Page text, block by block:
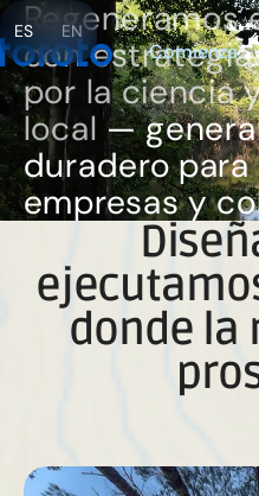
Comienza
Regeneramos
con
por la ciencia
local—
duradero para
empresas y
donde la
ES EN